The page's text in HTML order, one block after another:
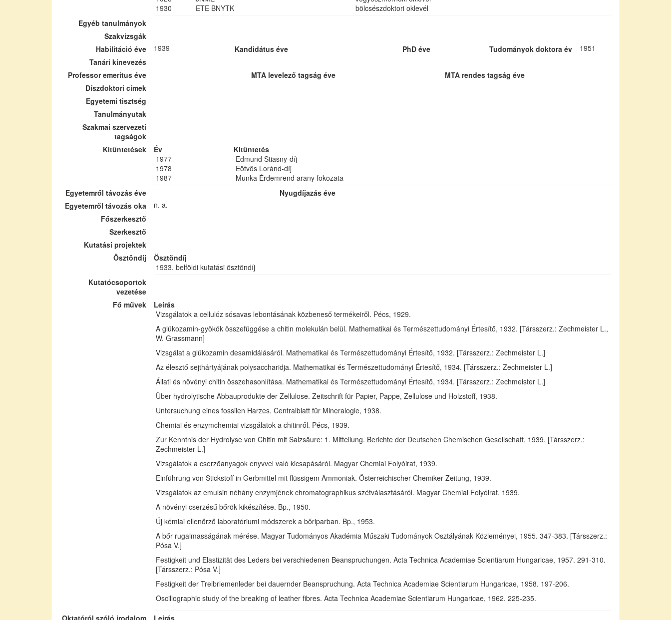
1930
ETE BNYTK
bölcsészdoktori oklevél
Egyéb tanulmányok
Szakvizsgák
Habilitáció éve
1939 Kandidátus éve PhD éve Tudományok doktora év
1951
Tanári kinevezés
Professor emeritus éve
MTA levelező tagság éve
MTA rendes tagság éve
Díszdoktori címek
Egyetemi tisztség
Tanulmányutak
Szakmai szervezeti
tagságok
Kitüntetések
Év
Kitüntetés
1977
Edmund Stiasny-díj
1978
Eötvös Loránd-díj
1987
Munka Érdemrend arany fokozata
Egyetemről távozás éve
Nyugdíjazás éve
Egyetemről távozás oka
n. a.
Főszerkesztő
Szerkesztő
Kutatási projektek
Ösztöndíj
Ösztöndíj
1933. belföldi kutatási ösztöndíj
Kutatócsoportok
vezetése
Fő művek
Leírás
Vizsgálatok a cellulóz sósavas lebontásának közbeneső termékeiről. Pécs, 1929.
A glükozamin-gyökök összefüggése a chitin molekulán belül. Mathematikai és Természettudományi Értesítő, 1932. [Társszerz.: Zechmeister L.,
W. Grassmann]
Vizsgálat a glükozamin desamidálásáról. Mathematikai és Természettudományi Értesítő, 1932. [Társszerz.: Zechmeister L.]
Az élesztő sejthártyájának polysaccharidja. Mathematikai és Természettudományi Értesítő, 1934. [Társszerz.: Zechmeister L.]
Állati és növényi chitin összehasonlítása. Mathematikai és Természettudományi Értesítő, 1934. [Társszerz.: Zechmeister L.]
Über hydrolytische Abbauprodukte der Zellulose. Zeitschrift für Papier, Pappe, Zellulose und Holzstoff, 1938.
Untersuchung eines fossilen Harzes. Centralblatt für Mineralogie, 1938.
Chemiai és enzymchemiai vizsgálatok a chitinről. Pécs, 1939.
Zur Kenntnis der Hydrolyse von Chitin mit Salzsäure: 1. Mitteilung. Berichte der Deutschen Chemischen Gesellschaft, 1939. [Társszerz.:
Zechmeister L.]
Vizsgálatok a cserzőanyagok enyvvel való kicsapásáról. Magyar Chemiai Folyóirat, 1939.
Einführung von Stickstoff in Gerbmittel mit flüssigem Ammoniak. Österreichischer Chemiker Zeitung, 1939.
Vizsgálatok az emulsin néhány enzymjének chromatographikus szétválasztásáról. Magyar Chemiai Folyóirat, 1939.
A növényi cserzésű bőrök kikészítése. Bp., 1950.
Új kémiai ellenőrző laboratóriumi módszerek a bőriparban. Bp., 1953.
A bőr rugalmasságának mérése. Magyar Tudományos Akadémia Műszaki Tudományok Osztályának Közleményei, 1955. 347-383. [Társszerz.:
Pósa V.]
Festigkeit und Elastizität des Leders bei verschiedenen Beanspruchungen. Acta Technica Academiae Scientiarum Hungaricae, 1957. 291-310.
[Társszerz.: Pósa V.]
Festigkeit der Treibriemenleder bei dauernder Beanspruchung. Acta Technica Academiae Scientiarum Hungaricae, 1958. 197-206.
Oscillographic study of the breaking of leather fibres. Acta Technica Academiae Scientiarum Hungaricae, 1962. 225-235.